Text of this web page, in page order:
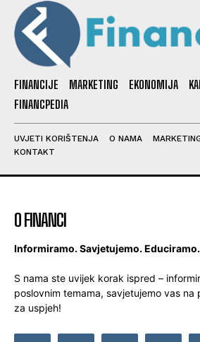
FINANCIJE MARKETING EKONOMIJA
FINANCPEDIA
UVJETI KORIŠTENJA O NAMA
KONTAKT
O FINANCI
Informiramo. Savjetujemo. Educiramo.
S nama ste uvijek korak ispred –
poslovnim temama, savjetujemo vas na
za uspjeh!